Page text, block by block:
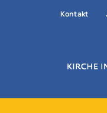
Kontakt